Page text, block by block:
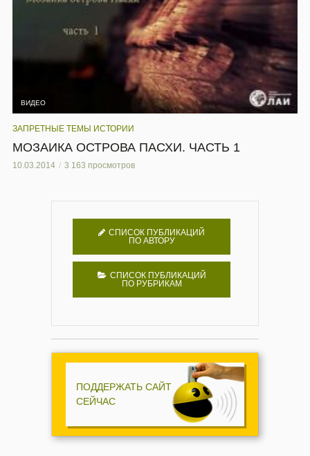
ВИДЕО
ЗАПРЕТНЫЕ ТЕМЫ ИСТОРИИ
МОЗАИКА ОСТРОВА ПАСХИ. ЧАСТЬ 1
10.03.2014 3 163 просмотров
СПИСОК ПУБЛИКАЦИЙ
ПО АВТОРУ
СПИСОК ПУБЛИКАЦИЙ
ПО РУБРИКАМ
ПОДДЕРЖАТЬ САЙТ
СЕЙЧАС